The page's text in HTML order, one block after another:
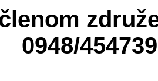
členom
0948/